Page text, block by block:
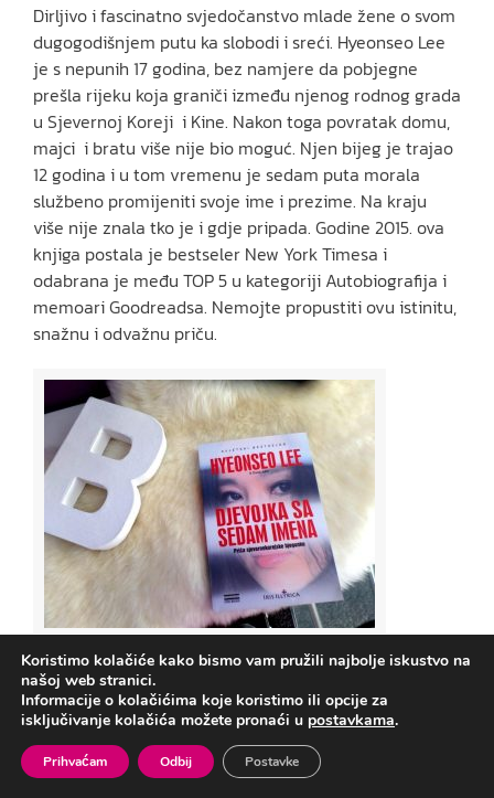
Dirljivo i fascinatno svjedočanstvo mlade žene o svom
dugogodišnjem putu ka slobodi i sreći. Hyeonseo Lee
je s nepunih 17 godina, bez namjere da pobjegne
prešla rijeku koja graniči između njenog rodnog grada
u Sjevernoj Koreji i Kine. Nakon toga povratak domu,
majci i bratu više nije bio moguć. Njen bijeg je trajao
12 godina i u tom vremenu je sedam puta morala
službeno promijeniti svoje ime i prezime. Na kraju
više nije znala tko je i gdje pripada. Godine 2015. ova
knjiga postala je bestseler New York Timesa i
odabrana je među TOP 5 u kategoriji Autobiografija i
memoari Goodreadsa. Nemojte propustiti ovu istinitu,
snažnu i odvažnu priču.
Tu je obavezno knjiga o trenutno popularnom način
sretnog življenja na danski način – „
Koristimo kolačiće kako bismo vam pružili najbolje iskustvo na
našoj web stranici.
Informacije o kolačićima koje koristimo ili opcije za
isključivanje kolačića možete pronaći u postavkama.
Prihvaćam Odbij Postavke